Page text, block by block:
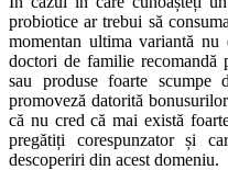
probiotice ar trebui să
momentan ultima variantă
doctori de familie recomandă
sau produse foarte
promoveză datorită
că nu cred că mai există
pregătiți corespunzator și
descoperiri din acest domeniu.